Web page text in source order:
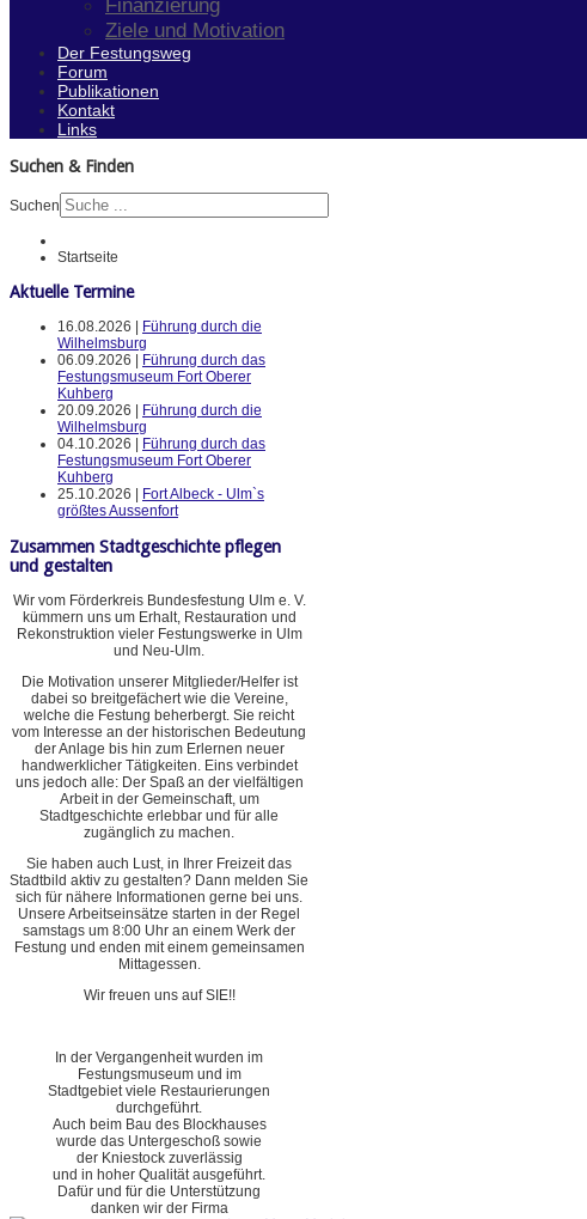
Finanzierung
Ziele und Motivation
Der Festungsweg
Forum
Publikationen
Kontakt
Links
Suchen & Finden
Suchen
Startseite
Aktuelle Termine
16.08.2026 |
Führung durch die
Wilhelmsburg
06.09.2026 |
Führung durch das
Festungsmuseum Fort Oberer
Kuhberg
20.09.2026 |
Führung durch die
Wilhelmsburg
04.10.2026 |
Führung durch das
Festungsmuseum Fort Oberer
Kuhberg
25.10.2026 |
Fort Albeck - Ulm`s
größtes Aussenfort
Zusammen Stadtgeschichte pflegen
und gestalten
Wir vom Förderkreis Bundesfestung Ulm e. V.
kümmern uns um Erhalt, Restauration und
Rekonstruktion vieler Festungswerke in Ulm
und Neu-Ulm.
Die Motivation unserer Mitglieder/Helfer ist
dabei so breitgefächert wie die Vereine,
welche die Festung beherbergt. Sie reicht
vom Interesse an der historischen Bedeutung
der Anlage bis hin zum Erlernen neuer
handwerklicher Tätigkeiten. Eins verbindet
uns jedoch alle: Der Spaß an der vielfältigen
Arbeit in der Gemeinschaft, um
Stadtgeschichte erlebbar und für alle
zugänglich zu machen.
Sie haben auch Lust, in Ihrer Freizeit das
Stadtbild aktiv zu gestalten? Dann melden Sie
sich für nähere Informationen gerne bei uns.
Unsere Arbeitseinsätze starten in der Regel
samstags um 8:00 Uhr an einem Werk der
Festung und enden mit einem gemeinsamen
Mittagessen.
Wir freuen uns auf SIE!!
In der Vergangenheit wurden im
Festungsmuseum und im
Stadtgebiet viele Restaurierungen
durchgeführt.
Auch beim Bau des Blockhauses
wurde das Untergeschoß sowie
der Kniestock zuverlässig
und in hoher Qualität ausgeführt.
Dafür und für die Unterstützung
danken wir der Firma